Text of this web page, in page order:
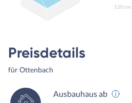
110 cm
Preisdetails
für Ottenbach
Ausbauhaus ab